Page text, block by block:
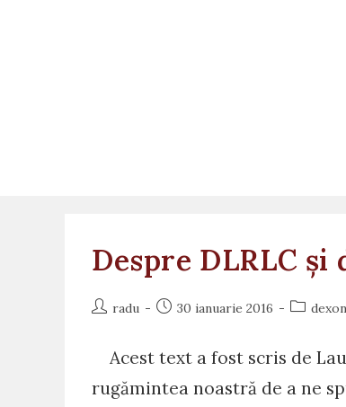
Despre DLRLC și
Postradu
Post30 ianuarie 2016
Post
Acest text a fost scris de
rugămintea noastră de a ne